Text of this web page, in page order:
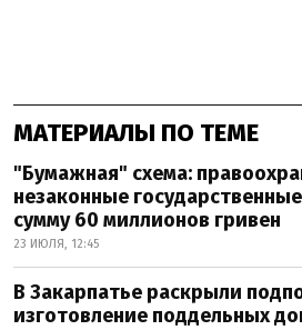
МАТЕРИАЛЫ ПО ТЕМЕ
"Бумажная" схема:
незаконные
сумму 60 миллионов гривен
23 ИЮЛЯ, 12:45
В Закарпатье раскрыли
изготовление поддельных